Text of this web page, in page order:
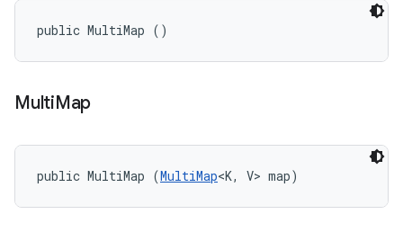
public MultiMap ()
MultiMap
public MultiMap (MultiMap<K, V> map)